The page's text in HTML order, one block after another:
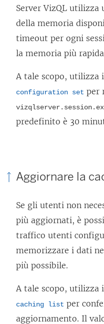
Server VizQL utilizza
della memoria
timeout per ogni
la memoria più
A tale scopo, utilizza
configuration set per
predefinito è 30
Aggiornare la
Se gli utenti non
più aggiornati, è
traffico utenti
memorizzare i dati
più possibile.
A tale scopo, utilizza
caching list per
aggiornamento. Il